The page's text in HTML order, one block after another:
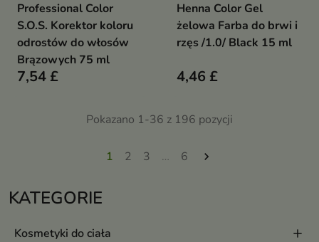
KATEGORIE
Kosmetyki do ciała
Professional Color
S.O.S. Korektor koloru
odrostów do włosów
Brązowych 75 ml
7,54 £
Henna Color Gel
żelowa Farba do brwi i
rzęs /1.0/ Black 15 ml
4,46 £
Pokazano 1-36 z 196 pozycji
1 2 3 … 6 